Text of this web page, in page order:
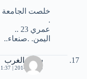
خلصت الجامعة
.
عمري 23 ..
اليمن. .صنعاء..
سيدة الغرب
9 يناير، 2014 | 11:37 م